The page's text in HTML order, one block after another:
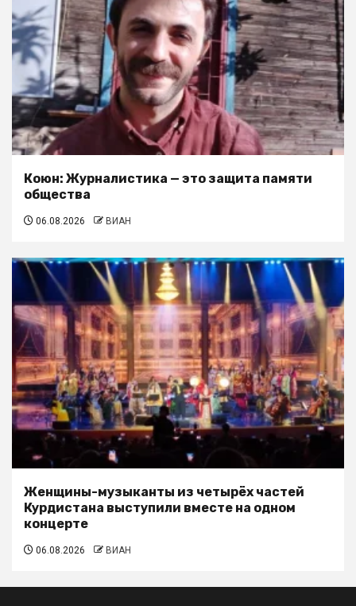
Коюн: Журналистика — это защита памяти
общества
06.08.2026 ВИАН
Женщины-музыканты из четырёх частей
Курдистана выступили вместе на одном
концерте
06.08.2026 ВИАН